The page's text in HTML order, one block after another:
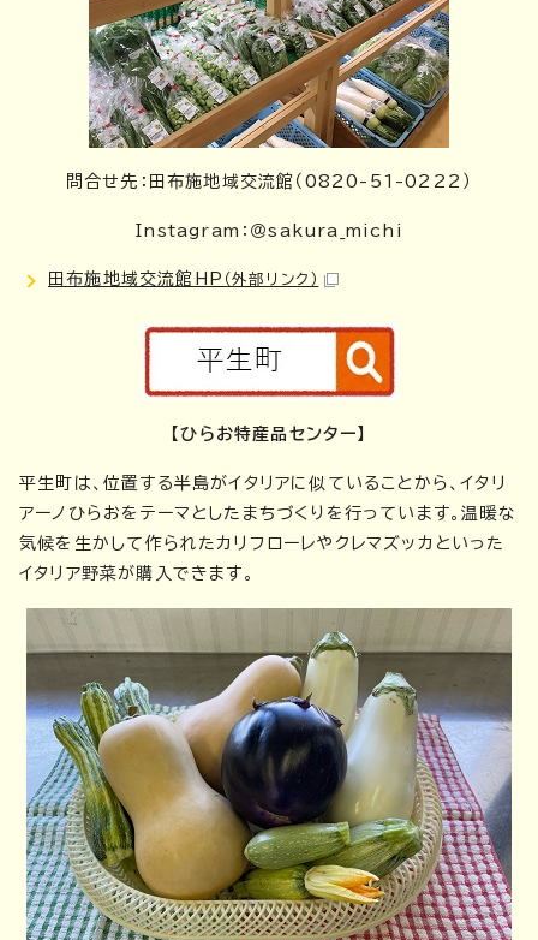
問合せ先：田布施地域交流館（0820-51-0222）
Instagram：＠sakura_michi
田布施地域交流館HP （外部リンク）
【ひらお特産品センター】
平生町は、位置する半島がイタリアに似ていることから、イタリ
アーノひらおをテーマとしたまちづくりを行っています。温暖な
気候を生かして作られたカリフローレやクレマズッカといった
イタリア野菜が購入できます。